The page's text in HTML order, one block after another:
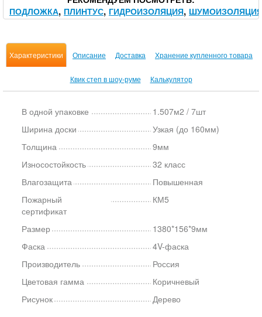
ПОДЛОЖКА ПЛИНТУС ГИДРОИЗОЛЯЦИЯ ШУМОИЗОЛЯЦИЯ
Характеристики Описание Доставка Хранение купленного товара
Квик степ в шоу-руме Калькулятор
В одной упаковке
1.507м2 / 7шт
Ширина доски
Узкая (до 160мм)
Толщина
9мм
Износостойкость
32 класс
Влагозащита
Повышенная
Пожарный
сертификат
КМ5
Размер
1380*156*9мм
Фаска
4V-фаска
Производитель
Россия
Цветовая гамма
Коричневый
Рисунок
Дерево